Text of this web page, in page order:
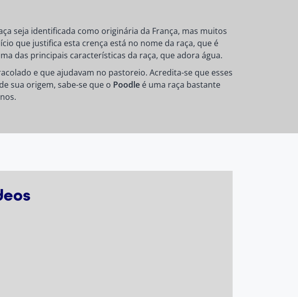
seja identificada como originária da França, mas muitos
que justifica esta crença está no nome da raça, que é
das principais características da raça, que adora água.
e que ajudavam no pastoreio. Acredita-se que esses
sua origem, sabe-se que o Poodle é uma raça bastante